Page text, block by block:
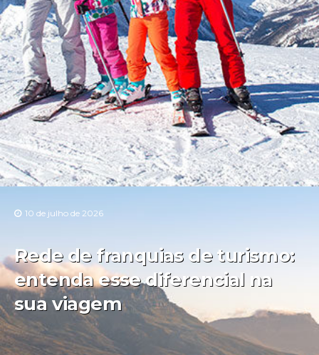
10 de julho de 2026
Rede de franquias de turismo:
entenda esse diferencial na
sua viagem